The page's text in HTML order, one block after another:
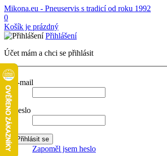
Mikona.eu - Pneuservis s tradicí od roku 1992
0
Košík je prázdný
Přihlášení
Účet mám a chci se přihlásit
E-mail
Heslo
Zapoměl jsem heslo